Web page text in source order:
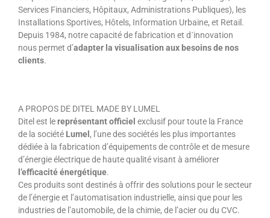
Services Financiers, Hôpitaux, Administrations Publiques), les
Installations Sportives, Hôtels, Information Urbaine, et Retail.
Depuis 1984, notre capacité de fabrication et d´innovation
nous permet d’adapter la visualisation aux besoins de nos
clients.
A PROPOS DE DITEL MADE BY LUMEL
Ditel est lereprésentantofficiel exclusif pour toute la France
de la société Lumel , l’une des sociétés les plus importantes
dédiée à la fabrication d’équipements de contrôle et de mesure
d’énergie électrique de haute qualité visant à améliorer
l’efficacitéénergétique.
Ces produits sont destinés à offrir des solutions pour le secteur
de l’énergie et l’automatisation industrielle, ainsi que pour les
industries de l’automobile, de la chimie, de l’acier ou du CVC.